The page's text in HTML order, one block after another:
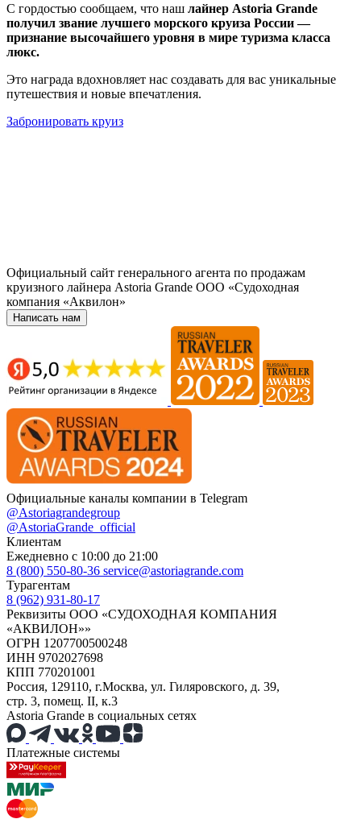
С гордостью сообщаем, что наш лайнер Astoria Grande
получил звание лучшего морского круиза России —
признание высочайшего уровня в мире туризма класса
люкс.
Это награда вдохновляет нас создавать для вас уникальные
путешествия и новые впечатления.
Забронировать круиз
Официальный сайт генерального агента по продажам
круизного лайнера Astoria Grande ООО «Судоходная
компания «Аквилон»
Написать нам
Официальные каналы компании в Telegram
@Astoriagrandegroup
@AstoriaGrande_official
Клиентам
Ежедневно с 10:00 до 21:00
8 (800) 550-80-36 service@astoriagrande.com
Турагентам
8 (962) 931-80-17
Реквизиты ООО «СУДОХОДНАЯ КОМПАНИЯ
«АКВИЛОН»»
ОГРН 1207700500248
ИНН 9702027698
КПП 770201001
Россия, 129110, г.Москва, ул. Гиляровского, д. 39,
стр. 3, помещ. II, к.3
Astoria Grande в социальных сетях
Платежные системы